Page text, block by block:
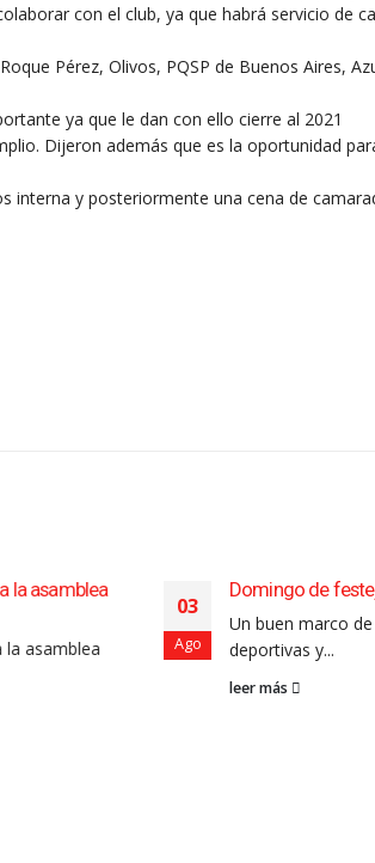
con el club, ya que habrá servicio de
Pérez, Olivos, PQSP de Buenos Aires,
ya que le dan con ello cierre al 2021
Dijeron además que es la oportunidad
interna y posteriormente una cena de
Domingo de festejos por el aniversario de
Un buen marco de público acompañó las
deportivas y...